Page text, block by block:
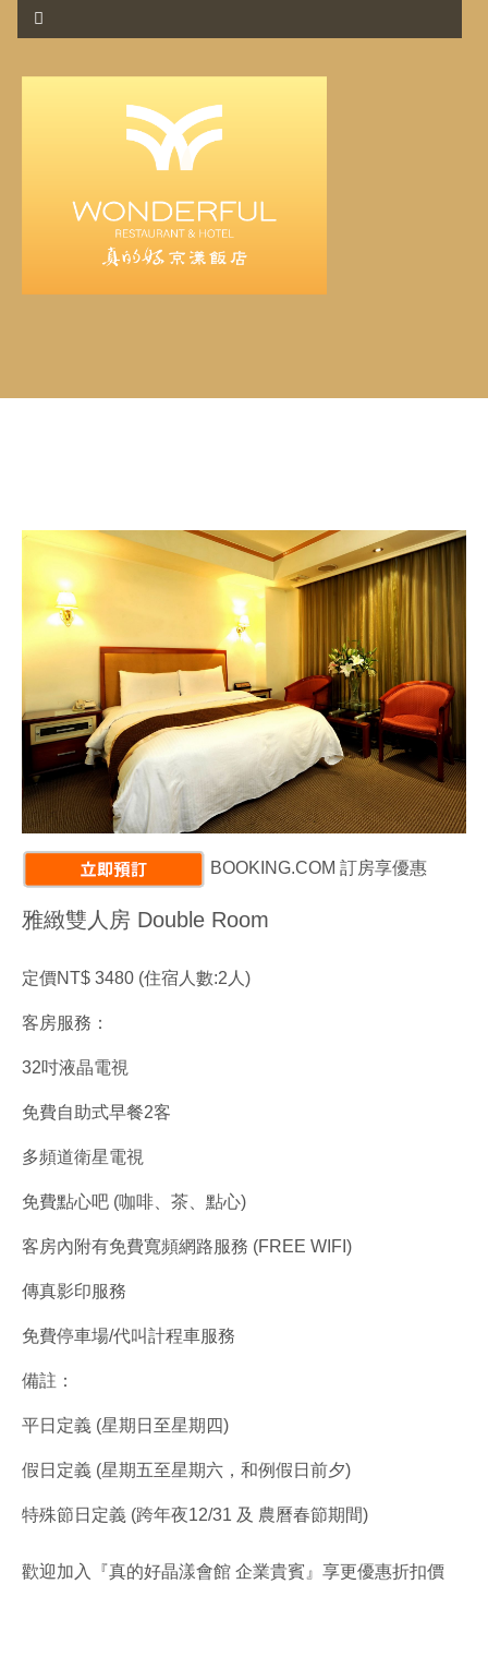
BOOKING.COM 訂房享優惠
雅緻雙人房 Double Room
定價NT$ 3480 (住宿人數:2人)
客房服務：
32吋液晶電視
免費自助式早餐2客
多頻道衛星電視
免費點心吧 (咖啡、茶、點心)
客房內附有免費寬頻網路服務 (FREE WIFI)
傳真影印服務
免費停車場/代叫計程車服務
備註：
平日定義 (星期日至星期四)
假日定義 (星期五至星期六，和例假日前夕)
特殊節日定義 (跨年夜12/31 及 農曆春節期間)
歡迎加入『真的好晶漾會館 企業貴賓』享更優惠折扣價